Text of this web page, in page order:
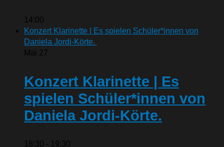
14:00
Konzert Klarinette | Es spielen Schüler*innen von
Daniela Jordi-Körte.
Mai 27
Konzert Klarinette | Es
spielen Schüler*innen von
Daniela Jordi-Körte.
18:30 - 19:30